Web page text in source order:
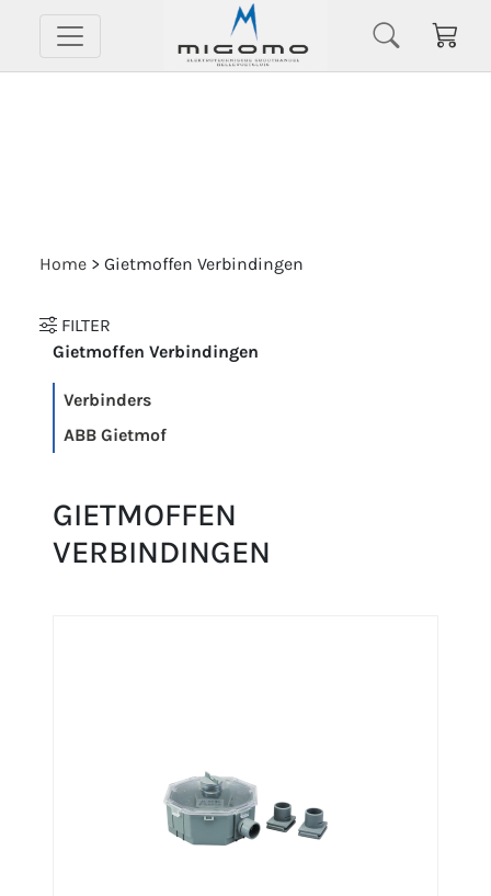
Home > Gietmoffen Verbindingen
FILTER
Gietmoffen Verbindingen
Verbinders
ABB Gietmof
GIETMOFFEN
VERBINDINGEN